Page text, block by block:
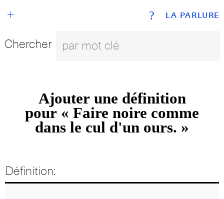
LA PARLURE
+ ?
Chercher
Ajouter une définition
pour « Faire noire comme
dans le cul d'un ours. »
Définition: